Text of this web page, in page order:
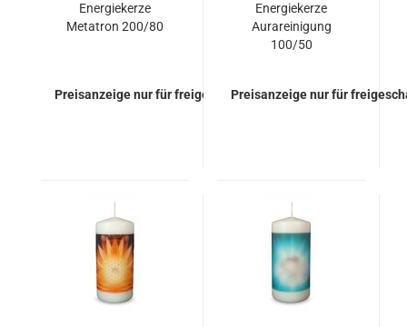
Energiekerze
Metatron 200/80
Preisanzeige nur für freigeschaltete Kunden
Energiekerze
Aurareinigung
100/50
Preisanzeige nur für